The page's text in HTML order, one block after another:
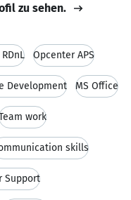
zu sehen.
Opcenter APS
Development MS Office
work
skills
Support